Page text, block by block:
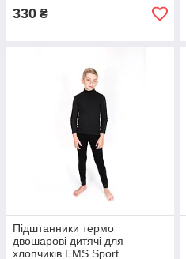
330 ₴
Підштанники термо
двошарові дитячі для
хлопчиків EMS Sport